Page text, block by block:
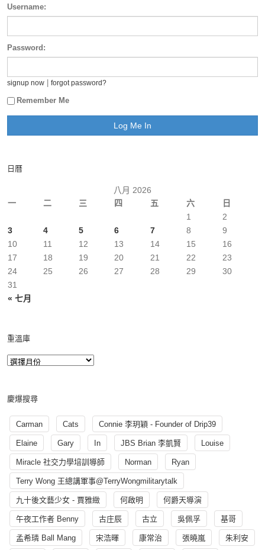
Username:
Password:
signup now forgot password?
Remember Me
日曆
八月 2026
一
二 三 四 五 六 日
« 七月
1
2
3
4 5 6 7 8
9
10
11 12 13 14 15
16
17
18 19 20 21 22
23
24
25 26 27 28 29
30
31
重溫庫
慶爆搜尋
Carman Cats Connie 李玥穎 - Founder of Drip39
Elaine Gary In JBS Brian 李凱賢 Louise
Miracle 社交力學培訓導師 Norman Ryan
Terry Wong 王總講軍事@TerryWongmilitarytalk
九十後文藝少女 - 賈雅緻 何啟明 何爵天導演
午夜工作者 Benny 古庄辰 古立 吳佩孚 基哥
孟希璘 Ball Mang 宋浩暉 康常治 張曉嵐 朱利安